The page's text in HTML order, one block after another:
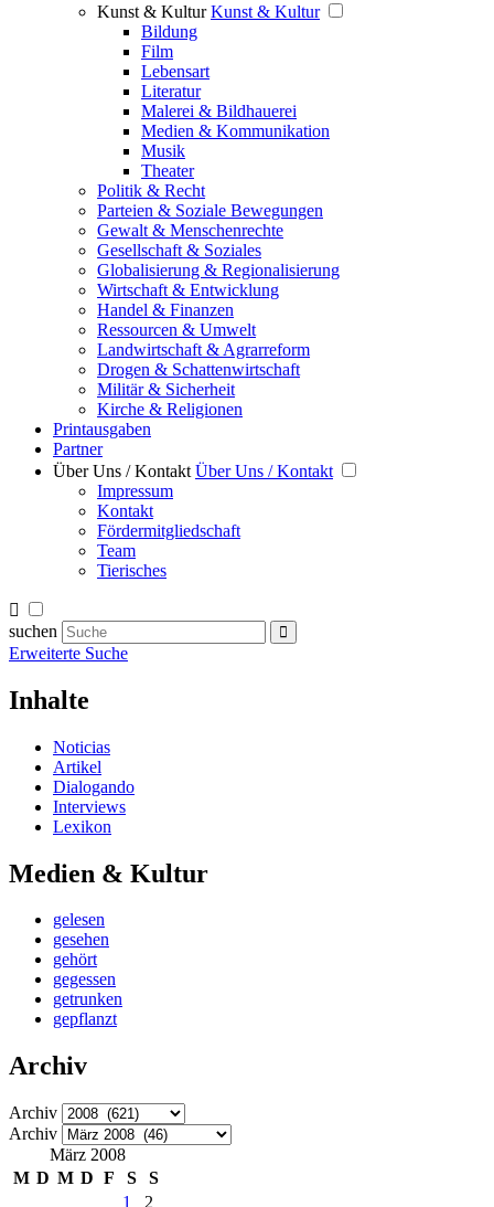
Kunst & Kultur Kunst & Kultur
Bildung
Film
Lebensart
Literatur
Malerei & Bildhauerei
Medien & Kommunikation
Musik
Theater
Politik & Recht
Parteien & Soziale Bewegungen
Gewalt & Menschenrechte
Gesellschaft & Soziales
Globalisierung & Regionalisierung
Wirtschaft & Entwicklung
Handel & Finanzen
Ressourcen & Umwelt
Landwirtschaft & Agrarreform
Drogen & Schattenwirtschaft
Militär & Sicherheit
Kirche & Religionen
Printausgaben
Partner
Über Uns / Kontakt Über Uns / Kontakt
Impressum
Kontakt
Fördermitgliedschaft
Team
Tierisches
suchen
Erweiterte Suche
Inhalte
Noticias
Artikel
Dialogando
Interviews
Lexikon
Medien & Kultur
gelesen
gesehen
gehört
gegessen
getrunken
gepflanzt
Archiv
Archiv
Archiv
März 2008
M D M D F S
S
1
2